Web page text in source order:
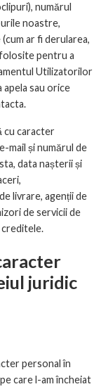
numărul
noastre,
ar fi derularea,
pentru a
Utilizatorilor
sau orice
cu caracter
mail și numărul de
data nașterii și
livrare, agenții de
de servicii de
creditele.
juridic
personal în
care l-am încheiat